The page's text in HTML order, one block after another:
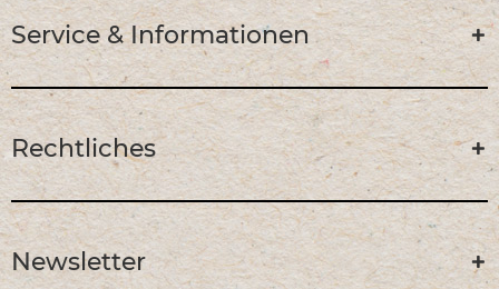
Service & Informationen
Rechtliches
Newsletter